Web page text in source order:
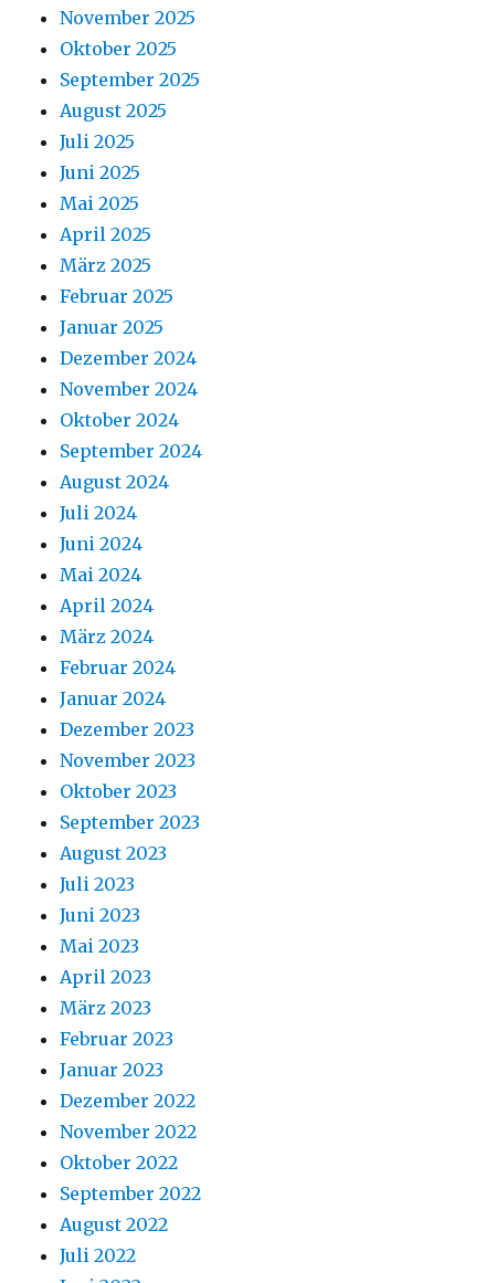
November 2025
Oktober 2025
September 2025
August 2025
Juli 2025
Juni 2025
Mai 2025
April 2025
März 2025
Februar 2025
Januar 2025
Dezember 2024
November 2024
Oktober 2024
September 2024
August 2024
Juli 2024
Juni 2024
Mai 2024
April 2024
März 2024
Februar 2024
Januar 2024
Dezember 2023
November 2023
Oktober 2023
September 2023
August 2023
Juli 2023
Juni 2023
Mai 2023
April 2023
März 2023
Februar 2023
Januar 2023
Dezember 2022
November 2022
Oktober 2022
September 2022
August 2022
Juli 2022